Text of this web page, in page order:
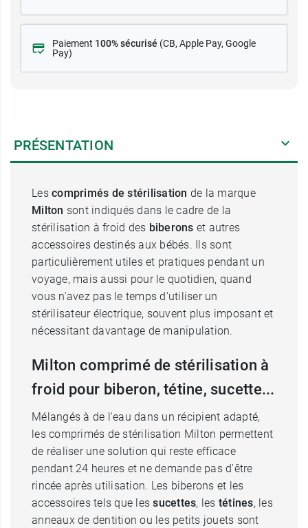
Paiement 100% sécurisé (CB, Apple Pay, Google
Pay)
PRÉSENTATION
Les comprimés de stérilisation de la marque
Milton sont indiqués dans le cadre de la
stérilisation à froid des biberons et autres
accessoires destinés aux bébés. Ils sont
particulièrement utiles et pratiques pendant un
voyage, mais aussi pour le quotidien, quand
vous n'avez pas le temps d'utiliser un
stérilisateur électrique, souvent plus imposant et
nécessitant davantage de manipulation.
Milton comprimé de stérilisation à
froid pour biberon, tétine, sucette...
Mélangés à de l'eau dans un récipient adapté,
les comprimés de stérilisation Milton permettent
de réaliser une solution qui reste efficace
pendant 24 heures et ne demande pas d'être
rincée après utilisation. Les biberons et les
accessoires tels que lessucettes, les tétines, les
anneaux de dentition ou les petits jouets sont